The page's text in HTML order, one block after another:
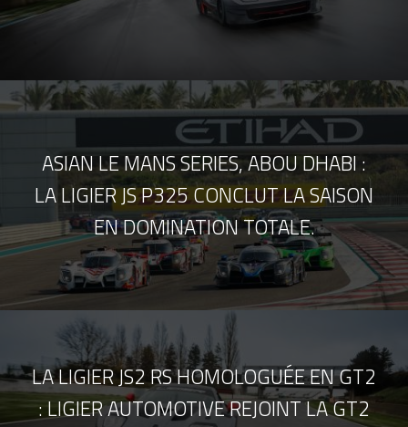
ASIAN LE MANS SERIES, ABOU DHABI :
LA LIGIER JS P325 CONCLUT LA SAISON
EN DOMINATION TOTALE.
LA LIGIER JS2 RS HOMOLOGUÉE EN GT2
: LIGIER AUTOMOTIVE REJOINT LA GT2